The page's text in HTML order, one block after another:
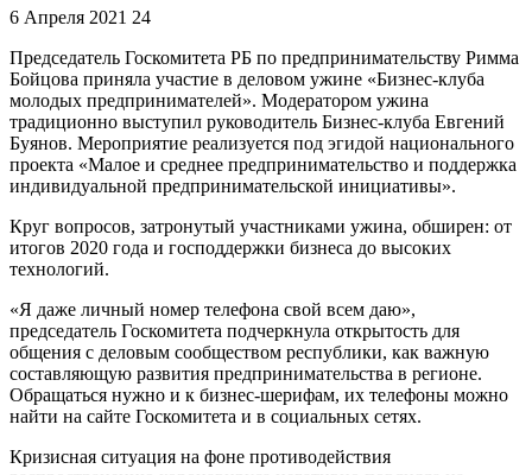
6 Апреля 2021 24
Председатель Госкомитета РБ по предпринимательству Римма
Бойцова приняла участие в деловом ужине «Бизнес-клуба
молодых предпринимателей». Модератором ужина
традиционно выступил руководитель Бизнес-клуба Евгений
Буянов. Мероприятие реализуется под эгидой национального
проекта «Малое и среднее предпринимательство и поддержка
индивидуальной предпринимательской инициативы».
Круг вопросов, затронутый участниками ужина, обширен: от
итогов 2020 года и господдержки бизнеса до высоких
технологий.
«Я даже личный номер телефона свой всем даю»,
председатель Госкомитета подчеркнула открытость для
общения с деловым сообществом республики, как важную
составляющую развития предпринимательства в регионе.
Обращаться нужно и к бизнес-шерифам, их телефоны можно
найти на сайте Госкомитета и в социальных сетях.
Кризисная ситуация на фоне противодействия